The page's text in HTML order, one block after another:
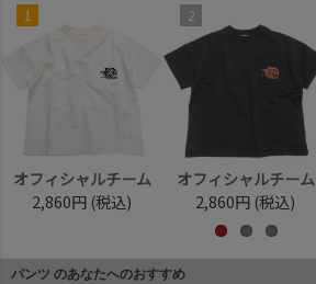
1
オフィシャルチーム
2,860円 (税込)
2
オフィシャルチーム
2,860円 (税込)
パンツ のあなたへのおすすめ